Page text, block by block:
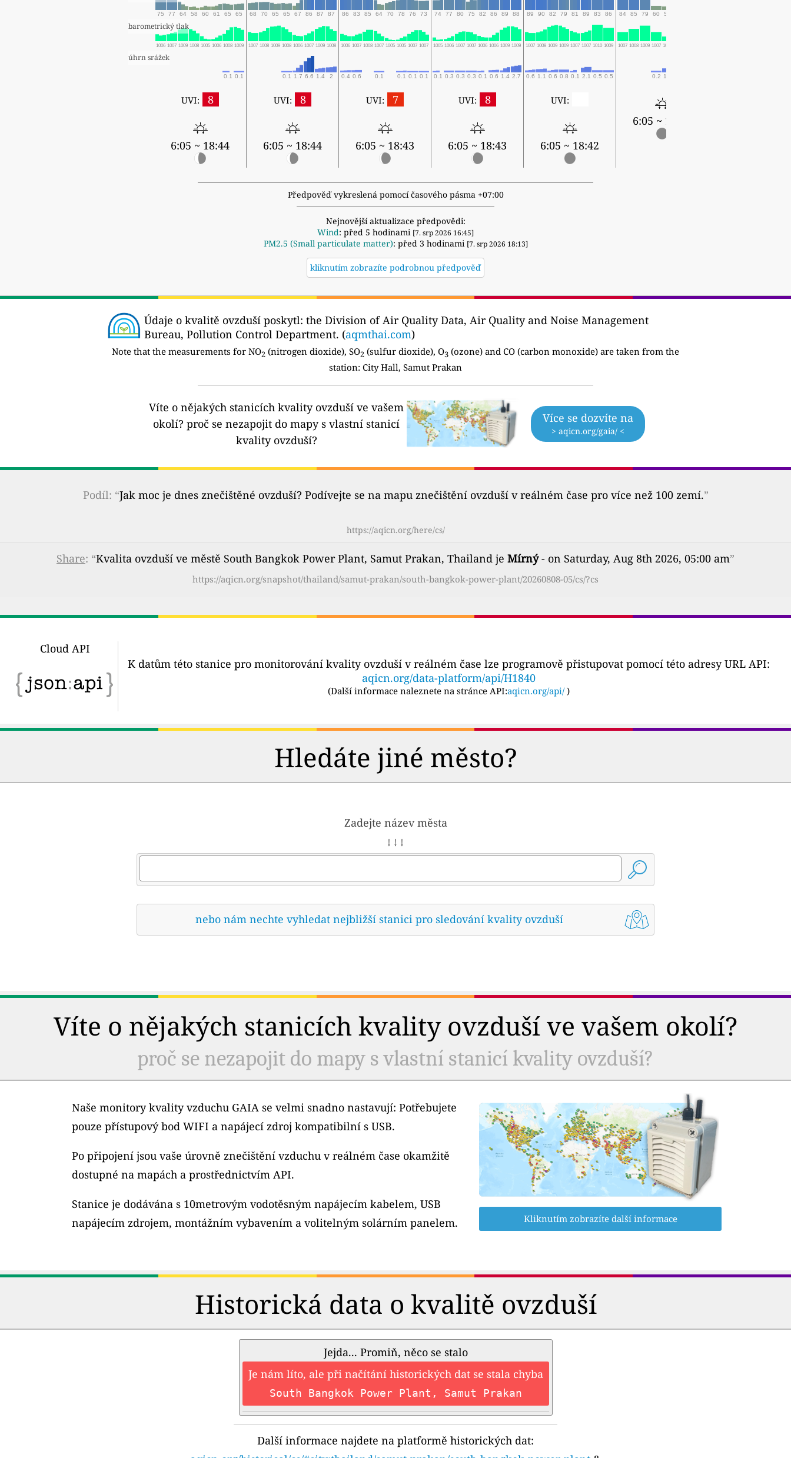
75 77 64 58 60 61 65 65 68 70 65 65 67 86 87 87 86 83 85 64 70 78 76 73 74 77 80 75 82 86 89 88 89 90 82 79 81 89 83 86 84 85 79 60 59
barometrický tlak
1006 1007 1009 1008 1005 1006 1008 1009 1007 1008 1009 1008 1006 1007 1009 1008 1006 1007 1008 1007 1005 1005 1007 1007 1005 1006 1007 1007 1006 1006 1009 1009 1007 1008 1009 1009 1007 1007 1010 1009 1007 1008 1009 1007 1006
úhrn srážek
0.1 0.1 0.1 1.7 6.6 1.4 2 0.4 0.6 0.1 0.1 0.1 0.1 0.1 0.3 0.3 0.3 0.1 0.6 1.4 2.7 0.6 1.1 0.6 0.8 0.1 2.1 0.5 0.5 0.2 1.4
UVI: 8
6:05 ~ 18:44
UVI: 8
6:05 ~ 18:44
UVI: 7
6:05 ~ 18:43
UVI: 8
6:05 ~ 18:43
UVI:
6:05 ~ 18:42
6:05 ~ 18:42
Předpověď vykreslená pomocí časového pásma +07:00
Nejnovější aktualizace předpovědi:
Wind: před 5 hodinami [7. srp 2026 16:45]
PM2.5 (Small particulate matter): před 3 hodinami [7. srp 2026 18:13]
kliknutím zobrazíte podrobnou předpověď
Údaje o kvalitě ovzduší poskytl: the Division of Air Quality Data, Air Quality and Noise Management
Bureau, Pollution Control Department. (aqmthai.com)
Note that the measurements for NO2 (nitrogen dioxide), SO2 (sulfur dioxide), O3 (ozone) and CO (carbon monoxide) are taken from the
station: City Hall, Samut Prakan
Víte o nějakých stanicích kvality ovzduší ve vašem
okolí? proč se nezapojit do mapy s vlastní stanicí
kvality ovzduší?
Více se dozvíte na
> aqicn.org/gaia/ <
Podíl: “Jak moc je dnes znečištěné ovzduší? Podívejte se na mapu znečištění ovzduší v reálném čase pro více než 100 zemí.”
https://aqicn.org/here/cs/
Share: “Kvalita ovzduší ve městě South Bangkok Power Plant, Samut Prakan, Thailand je Mírný- on Saturday, Aug 8th 2026, 05:00 am”
https://aqicn.org/snapshot/thailand/samut-prakan/south-bangkok-power-plant/20260808-05/cs/?cs
Cloud API
K datům této stanice pro monitorování kvality ovzduší v reálném čase lze programově přistupovat pomocí této adresy URL API:
aqicn.org/data-platform/api/H1840
(Další informace naleznete na stránce API:aqicn.org/api/ )
Hledáte jiné město?
Zadejte název města
↓ ↓ ↓
nebo nám nechte vyhledat nejbližší stanici pro sledování kvality ovzduší
Víte o nějakých stanicích kvality ovzduší ve vašem okolí?
proč se nezapojit do mapy s vlastní stanicí kvality ovzduší?
Naše monitory kvality vzduchu GAIA se velmi snadno nastavují: Potřebujete
pouze přístupový bod WIFI a napájecí zdroj kompatibilní s USB.
Po připojení jsou vaše úrovně znečištění vzduchu v reálném čase okamžitě
dostupné na mapách a prostřednictvím API.
Stanice je dodávána s 10metrovým vodotěsným napájecím kabelem, USB
napájecím zdrojem, montážním vybavením a volitelným solárním panelem.
Kliknutím zobrazíte další informace
Historická data o kvalitě ovzduší
Jejda... Promiň, něco se stalo
Je nám líto, ale při načítání historických dat se stala chyba
South Bangkok Power Plant, Samut Prakan
Další informace najdete na platformě historických dat: